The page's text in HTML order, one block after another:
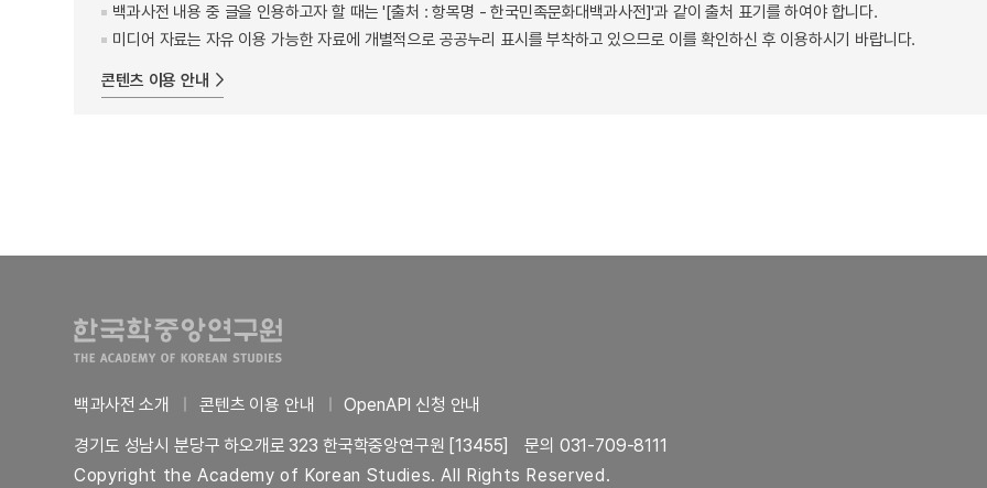
백과사전 내용 중 글을 인용하고자 할 때는 '[출처 : 항목명 - 한국민족문화대백과사전]'과 같이 출처 표기를 하여야 합니다.
미디어 자료는 자유 이용 가능한 자료에 개별적으로 공공누리 표시를 부착하고 있으므로 이를 확인하신 후 이용하시기 바랍니다.
콘텐츠 이용 안내
백과사전 소개 콘텐츠 이용 안내
OpenAPI 신청 안내
경기도 성남시 분당구 하오개로 323 한국학중앙연구원 [13455]
문의 031-709-8111
Copyright the Academy of Korean Studies. All Rights Reserved.